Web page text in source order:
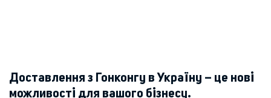
Доставлення з Гонконгу в Україну – це нові
можливості для вашого бізнесу.